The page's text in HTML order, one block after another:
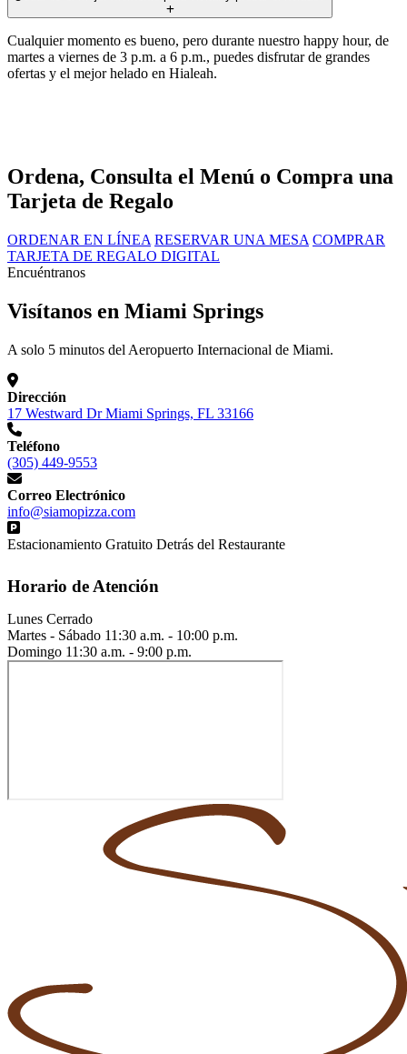
Cualquier momento es bueno, pero durante nuestro happy hour, de
martes a viernes de 3 p.m. a 6 p.m., puedes disfrutar de grandes
ofertas y el mejor helado en Hialeah.
Ordena, Consulta el Menú o Compra una
Tarjeta de Regalo
ORDENAR EN LÍNEA RESERVAR UNA MESA COMPRAR
TARJETA DE REGALO DIGITAL
Encuéntranos
Visítanos en Miami Springs
A solo 5 minutos del Aeropuerto Internacional de Miami.
Dirección
17 Westward Dr Miami Springs, FL 33166
Teléfono
(305) 449-9553
Correo Electrónico
info@siamopizza.com
Estacionamiento Gratuito Detrás del Restaurante
Horario de Atención
Lunes Cerrado
Martes - Sábado 11:30 a.m. - 10:00 p.m.
Domingo 11:30 a.m. - 9:00 p.m.